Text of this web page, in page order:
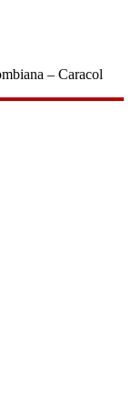
– Caracol